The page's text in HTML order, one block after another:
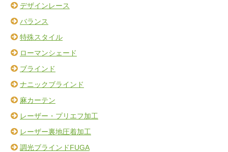
デザインレース
バランス
特殊スタイル
ローマンシェード
ブラインド
ナニックブラインド
麻カーテン
レーザー・プリエフ加工
レーザー裏地圧着加工
調光ブラインドFUGA